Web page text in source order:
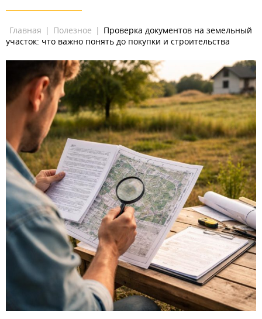
Главная | Полезное | Проверка документов на земельный
участок: что важно понять до покупки и строительства